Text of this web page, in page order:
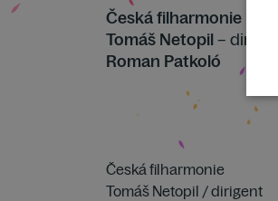
Česká filharmonie
Tomáš Netopil– dirigent
Roman Patkoló
Česká filharmonie
Tomáš Netopil / dirigent